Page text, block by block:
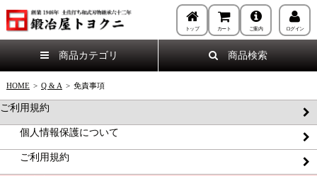
トップ カート ご案内 ログイン
商品カテゴリ 商品検索
HOME > Q & A > 免責事項
ご利用規約
個人情報保護について
ご利用規約